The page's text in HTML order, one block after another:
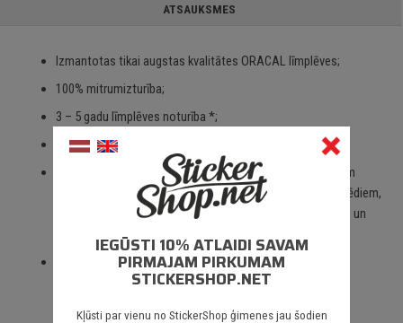
ATSAUKSMES
Izmantotas tikai augstas kvalitātes ORACAL līmplēves;
100% mitrumizturība;
3 – 5 gadu līmplēves noturība *;
Spēcīgs līmes slānis;
Paredzēts priekš auto stikliem, virsbūves daļām, krāsotām
virsmām, portatīvajiem/stacionārajiem datoriem, velosipēdiem,
motocikliem un motorolleriem, kā arī visām citām gludām un
neporainām virsmām;
Piegāde Latvijā un citviet pasaulē bez jebkādiem
ierobežojumiem.
IEGŪSTI 10% ATLAIDI SAVAM
PIRMAJAM PIRKUMAM
STICKERSHOP.NET
Kļūsti par vienu no StickerShop ģimenes jau šodien